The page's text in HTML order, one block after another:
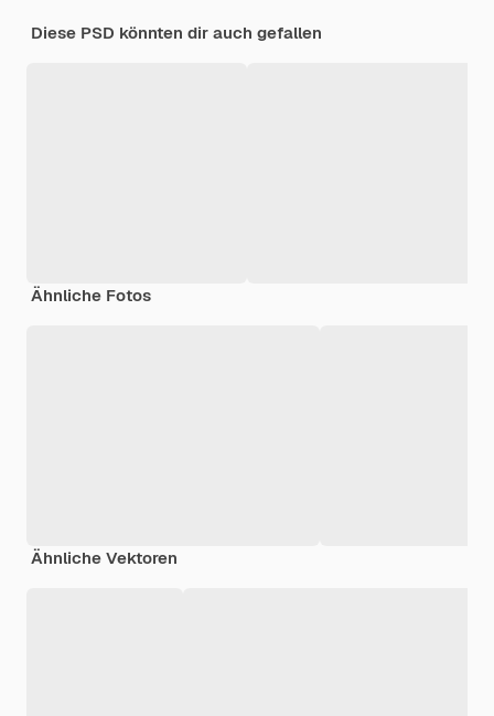
Diese PSD könnten dir auch gefallen
Ähnliche Fotos
Ähnliche Vektoren